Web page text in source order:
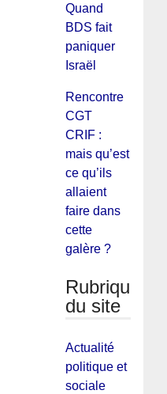
Quand
BDS fait
paniquer
Israël
Rencontre
CGT
CRIF :
mais qu’est
ce qu’ils
allaient
faire dans
cette
galère ?
Rubriques
du site
Actualité
politique et
sociale